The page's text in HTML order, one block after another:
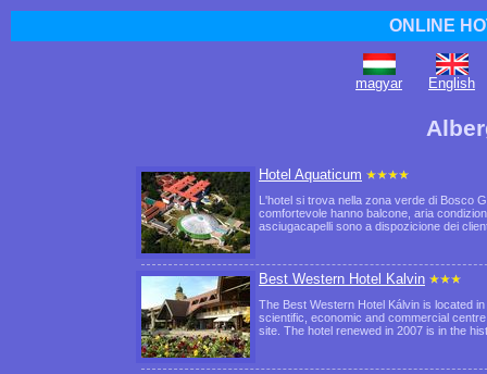
ONLINE
magyar English
Hotel Aquaticum
L'hotel si trova nella zona verde di Bosco
comfortevole hanno balcone, aria
asciugacapelli sono a dispozicione dei
Best Western Hotel Kalvin
The Best Western Hotel Kálvin is located
scientific, economic and commercial
site. The hotel renewed in 2007 is in the